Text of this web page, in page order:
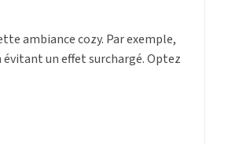
ambiance cozy. Par exemple,
un effet surchargé. Optez